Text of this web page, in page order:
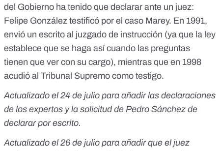
del Gobierno ha tenido que declarar ante un juez:
Felipe González testificó por el caso Marey. En 1991,
envió un escrito al juzgado de instrucción (ya que la ley
establece que se haga así cuando las preguntas
tienen que ver con su cargo), mientras que en 1998
acudió al Tribunal Supremo como testigo.
Actualizado el 24 de julio para añadir las declaraciones
de los expertos y la solicitud de Pedro Sánchez de
declarar por escrito.
Actualizado el 26 de julio para añadir que el juez